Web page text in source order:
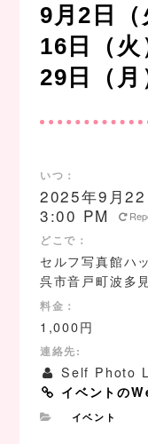
9月2日（
16日（火
29日（
いつ：
2025年9月
3:00 PM
どこで：
セルフ写真館ハ
呉市音戸町波多
料金：
1,000円
連絡先:
Self Photo
イベントの
イベント